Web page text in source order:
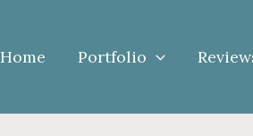
Home Portfolio